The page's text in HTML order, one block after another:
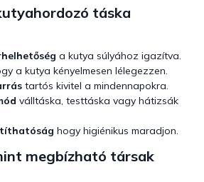
táska
a kutya súlyához igazítva.
a kutya kényelmesen lélegezzen.
tartós kivitel a mindennapokra.
válltáska, testtáska vagy hátizsák
hogy higiénikus maradjon.
megbízható társak